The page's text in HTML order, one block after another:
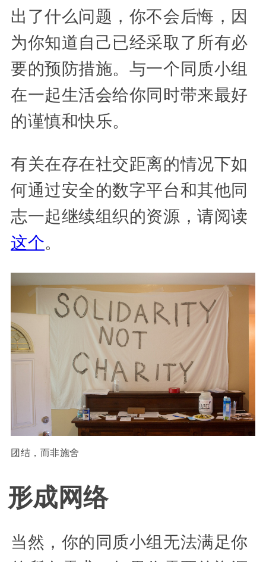
出了什么问题，你不会后悔，因
为你知道自己已经采取了所有必
要的预防措施。与一个同质小组
在一起生活会给你同时带来最好
的谨慎和快乐。
有关在存在社交距离的情况下如
何通过安全的数字平台和其他同
志一起继续组织的资源，请阅读
这个。
团结，而非施舍
形成网络
当然，你的同质小组无法满足你